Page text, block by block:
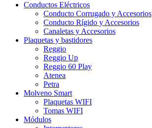
Conductos Eléctricos
Conducto Corrugado y Accesorios
Conducto Rígido y Accesorios
Canaletas y Accesorios
Plaquetas y bastidores
Reggio
Reggio Up
Reggio 60 Play
Atenea
Petra
Molveno Smart
Plaquetas WIFI
Tomas WIFI
Módulos